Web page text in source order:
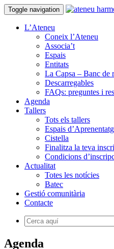
Toggle navigation
L’Ateneu
Coneix l’Ateneu
Associa’t
Espais
Entitats
La Capsa – Banc de
Descarregables
FAQs: preguntes i
Agenda
Tallers
Tots els tallers
Espais
Cistella
Finalitza la teva
Condicions
Actualitat
Totes les notícies
Batec
Gestió comunitària
Contacte
Agenda